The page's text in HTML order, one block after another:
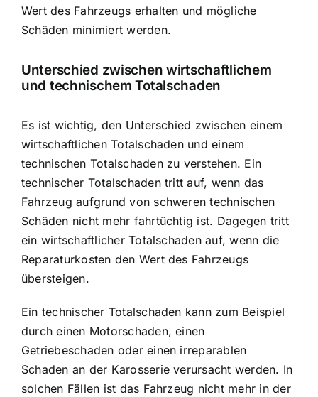
Wert des Fahrzeugs erhalten und mögliche
Schäden minimiert werden.
Unterschied zwischen wirtschaftlichem
und technischem Totalschaden
Es ist wichtig, den Unterschied zwischen einem
wirtschaftlichen Totalschaden und einem
technischen Totalschaden zu verstehen. Ein
technischer Totalschaden tritt auf, wenn das
Fahrzeug aufgrund von schweren technischen
Schäden nicht mehr fahrtüchtig ist. Dagegen tritt
ein wirtschaftlicher Totalschaden auf, wenn die
Reparaturkosten den Wert des Fahrzeugs
übersteigen.
Ein technischer Totalschaden kann zum Beispiel
durch einen Motorschaden, einen
Getriebeschaden oder einen irreparablen
Schaden an der Karosserie verursacht werden. In
solchen Fällen ist das Fahrzeug nicht mehr in der